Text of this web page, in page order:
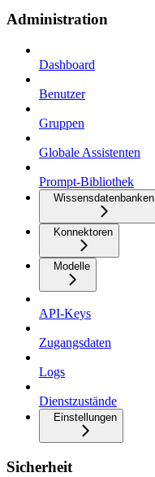
Administration
Dashboard
Benutzer
Gruppen
Globale Assistenten
Prompt-Bibliothek
Wissensdatenbanken
Konnektoren
Modelle
API-Keys
Zugangsdaten
Logs
Dienstzustände
Einstellungen
Sicherheit